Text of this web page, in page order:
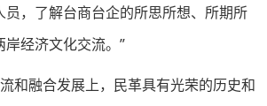
员，了解台商台企的所思所想、所期所
经济文化交流。”
和融合发展上，民革具有光荣的历史和